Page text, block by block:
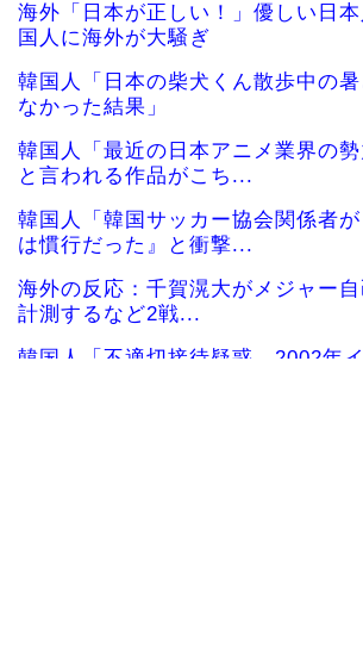
海外「日本が正しい！」優しい日
国人に海外が大騒ぎ
韓国人「日本の柴犬くん散歩中の
なかった結果」
韓国人「最近の日本アニメ業界の
と言われる作品がこち...
韓国人「韓国サッカー協会関係者
は慣行だった』と衝撃...
海外の反応：千賀滉大がメジャー
計測するなど2戦...
韓国人「不適切接待疑惑、2002年